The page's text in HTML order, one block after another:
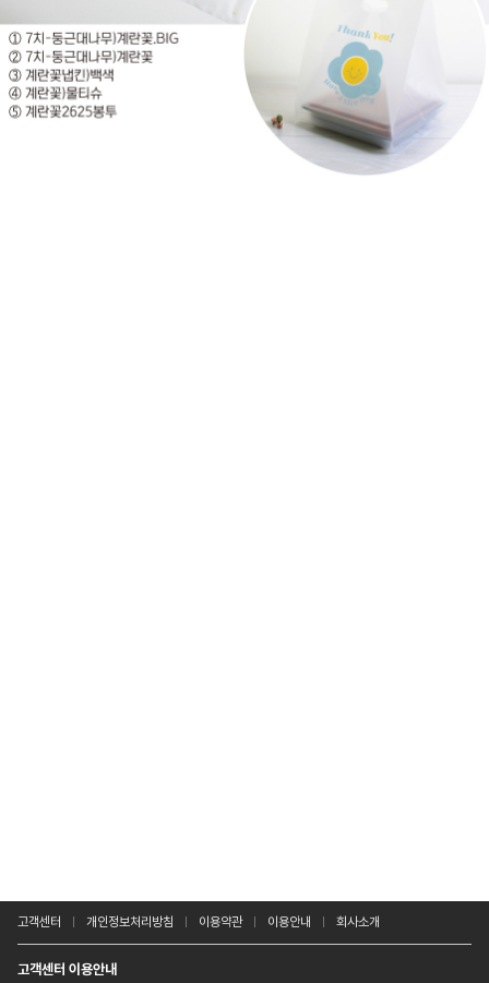
고객센터 개인정보처리방침 이용약관 이용안내 회사소개
고객센터 이용안내